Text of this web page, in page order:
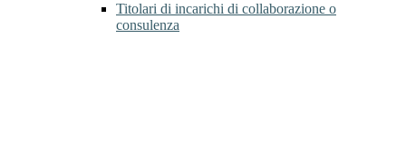
Titolari di incarichi di collaborazione o
consulenza